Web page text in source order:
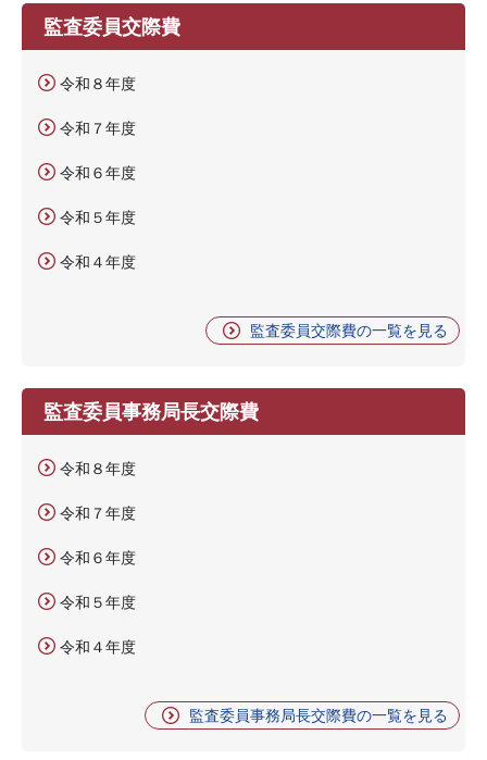
監査委員交際費
令和８年度
令和７年度
令和６年度
令和５年度
令和４年度
監査委員交際費の一覧を見る
監査委員事務局長交際費
令和８年度
令和７年度
令和６年度
令和５年度
令和４年度
監査委員事務局長交際費の一覧を見る